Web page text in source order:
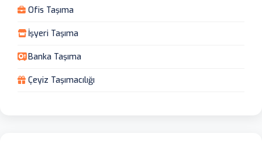
Ofis Taşıma
İşyeri Taşıma
Banka Taşıma
Çeyiz Taşımacılığı